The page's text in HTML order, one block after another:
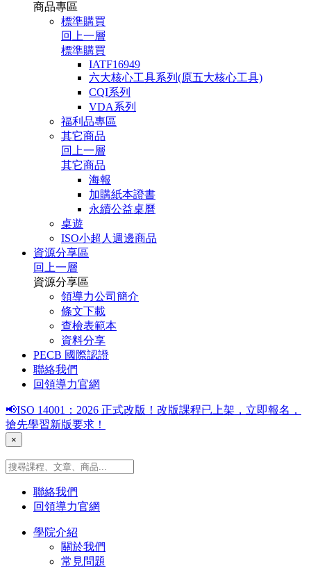
商品專區
標準購買
回上一層
標準購買
IATF16949
六大核心工具系列(原五大核心工具)
CQI系列
VDA系列
福利品專區
其它商品
回上一層
其它商品
海報
加購紙本證書
永續公益桌曆
桌遊
ISO小超人週邊商品
資源分享區
回上一層
資源分享區
領導力公司簡介
條文下載
查檢表範本
資料分享
PECB 國際認證
聯絡我們
回領導力官網
📢ISO 14001：2026 正式改版！改版課程已上架，立即報名，
搶先學習新版要求！
×
聯絡我們
回領導力官網
學院介紹
關於我們
常見問題